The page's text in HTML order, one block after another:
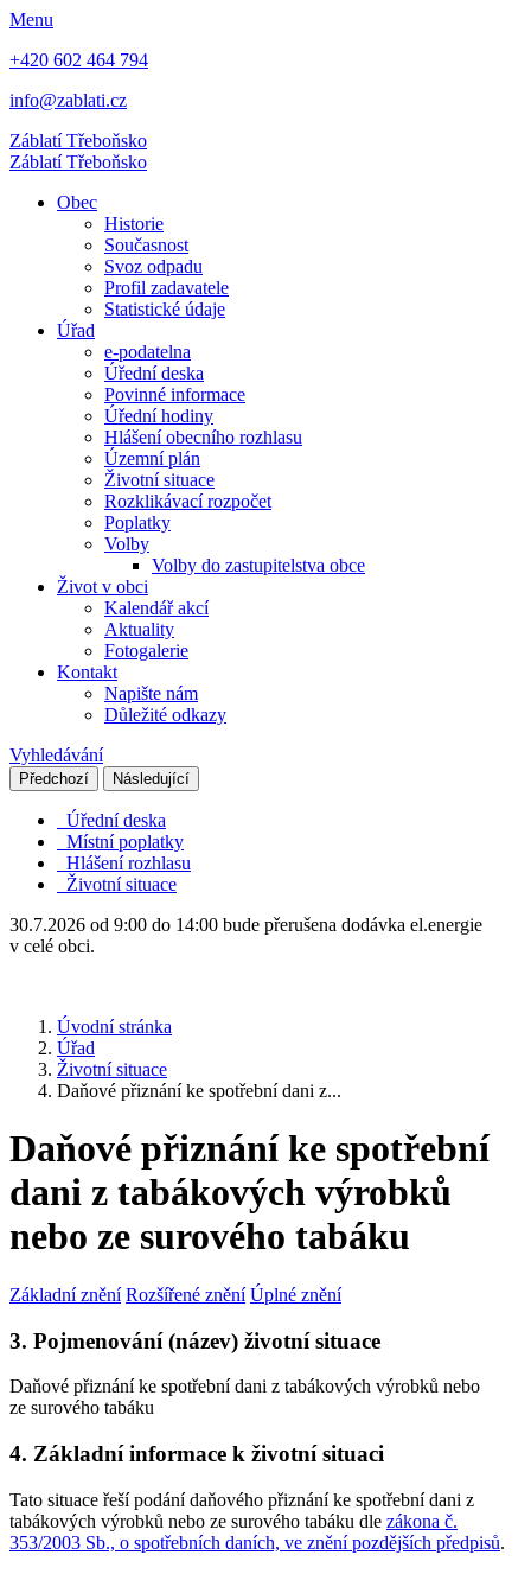
Menu
+420 602 464 794
info@zablati.cz
ZáblatíTřeboňsko
ZáblatíTřeboňsko
Obec
Historie
Současnost
Svoz odpadu
Profil zadavatele
Statistické údaje
Úřad
e-podatelna
Úřední deska
Povinné informace
Úřední hodiny
Hlášení obecního rozhlasu
Územní plán
Životní situace
Rozklikávací rozpočet
Poplatky
Volby
Volby do zastupitelstva obce
Život v obci
Kalendář akcí
Aktuality
Fotogalerie
Kontakt
Napište nám
Důležité odkazy
Vyhledávání
Předchozí Následující
Úřední deska
Místní poplatky
Hlášení rozhlasu
Životní situace
30.7.2026 od 9:00 do 14:00 bude přerušena dodávka el.energie
v celé obci.
Úvodní stránka
Úřad
Životní situace
Daňové přiznání ke spotřební dani z...
Daňové přiznání ke spotřební
dani z tabákových výrobků
nebo ze surového tabáku
Základní znění Rozšířené znění Úplné znění
3. Pojmenování (název) životní situace
Daňové přiznání ke spotřební dani z tabákových výrobků nebo
ze surového tabáku
4. Základní informace k životní situaci
Tato situace řeší podání daňového přiznání ke spotřební dani z
tabákových výrobků nebo ze surového tabáku dle zákona č.
353/2003 Sb., o spotřebních daních, ve znění pozdějších předpisů.